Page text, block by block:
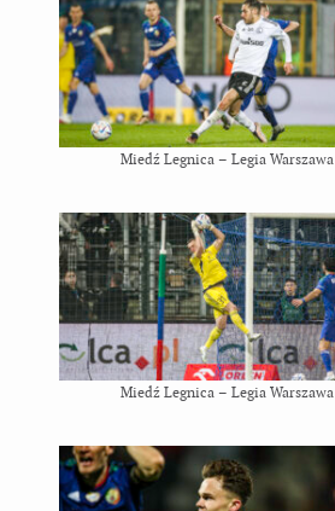
Miedź Legnica – Legia Warszawa
Miedź Legnica – Legia Warszawa